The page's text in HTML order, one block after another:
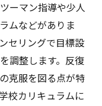
ーマン指導や少人
ムなどがありま
セリングで目標設
調整します。反復
克服を図る点が特
校カリキュラムに